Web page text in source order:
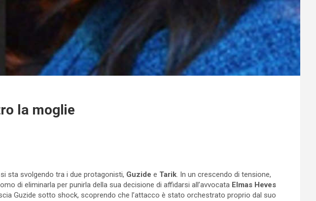
la moglie
sta svolgendo tra i due protagonisti, Guzide e Tarik. In un crescendo di tensione,
di eliminarla per punirla della sua decisione di affidarsi all’avvocata Elmas Heves
Guzide sotto shock, scoprendo che l’attacco è stato orchestrato proprio dal suo